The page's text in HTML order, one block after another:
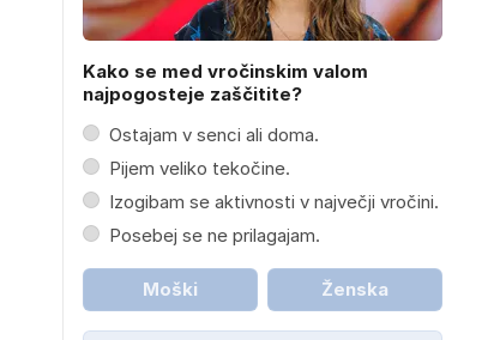
Kako se med vročinskim valom
najpogosteje zaščitite?
Ostajam v senci ali doma.
Pijem veliko tekočine.
Izogibam se aktivnosti v največji vročini.
Posebej se ne prilagajam.
Moški Ženska